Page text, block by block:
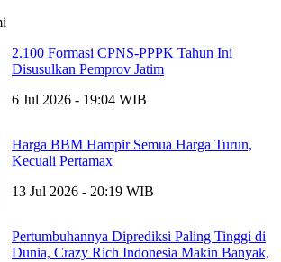
2.100 Formasi CPNS-PPPK Tahun Ini
Disusulkan Pemprov Jatim
6 Jul 2026 - 19:04 WIB
Harga BBM Hampir Semua Harga Turun,
Kecuali Pertamax
13 Jul 2026 - 20:19 WIB
Pertumbuhannya Diprediksi Paling Tinggi di
Dunia, Crazy Rich Indonesia Makin Banyak,